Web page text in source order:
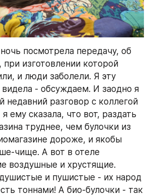
посмотрела передачу, об
изготовлении которой
и люди заболели. Я эту
- обсуждаем. И заодно я
недавний разговор с коллегой
ему сказала, что вот, раздать
труднее, чем булочки из
дороже, и якобы
чище. А вот в отеле
воздушные и хрустящие.
и пушистые - их народ
тоннами! А био-булочки - так